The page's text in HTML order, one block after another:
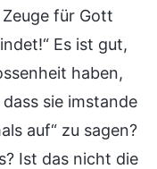
für Gott
Es ist gut,
haben,
sie imstande
auf“ zu sagen?
Ist das nicht die